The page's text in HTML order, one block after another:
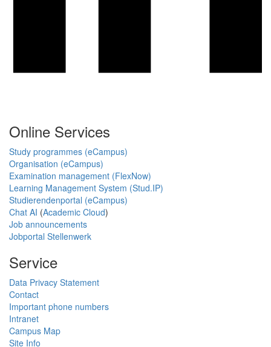
Online Services
Study programmes (eCampus)
Organisation (eCampus)
Examination management (FlexNow)
Learning Management System (Stud.IP)
Studierendenportal (eCampus)
Chat AI (Academic Cloud)
Job announcements
Jobportal Stellenwerk
Service
Data Privacy Statement
Contact
Important phone numbers
Intranet
Campus Map
Site Info